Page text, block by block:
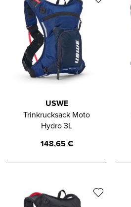
USWE
Trinkrucksack Moto
Hydro 3L
148,65€